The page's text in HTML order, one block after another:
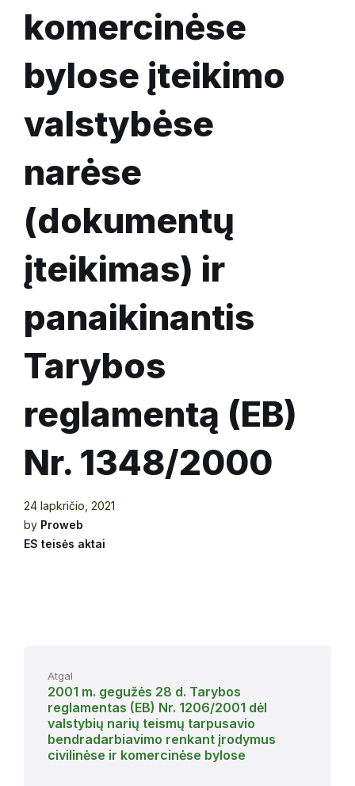
komercinėse
bylose įteikimo
valstybėse
narėse
(dokumentų
įteikimas) ir
panaikinantis
Tarybos
reglamentą (EB)
Nr. 1348/2000
24 lapkričio, 2021
by Proweb
ES teisės aktai
Atgal
2001 m. gegužės 28 d. Tarybos
reglamentas (EB) Nr. 1206/2001 dėl
valstybių narių teismų tarpusavio
bendradarbiavimo renkant įrodymus
civilinėse ir komercinėse bylose